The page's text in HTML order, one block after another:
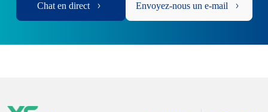
Chat en direct Envoyez-nous un e-mail